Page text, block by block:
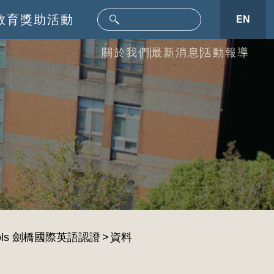
育獎助活動 EN
關於我們 最新消息 活動報導
劍橋國際英語認證 資料